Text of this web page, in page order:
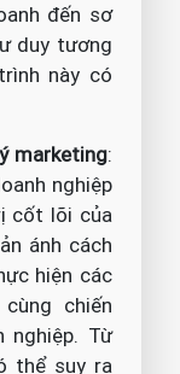
đến sơ
duy tương
này có
marketing:
nghiệp
cốt lõi của
ánh cách
hiện các
chiến
nghiệp. Từ
thể suy ra